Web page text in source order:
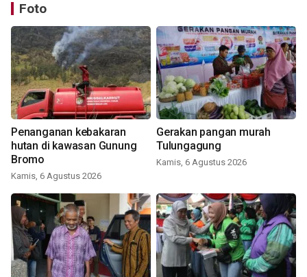
Foto
Penanganan kebakaran
hutan di kawasan Gunung
Bromo
Kamis, 6 Agustus 2026
Gerakan pangan murah
Tulungagung
Kamis, 6 Agustus 2026